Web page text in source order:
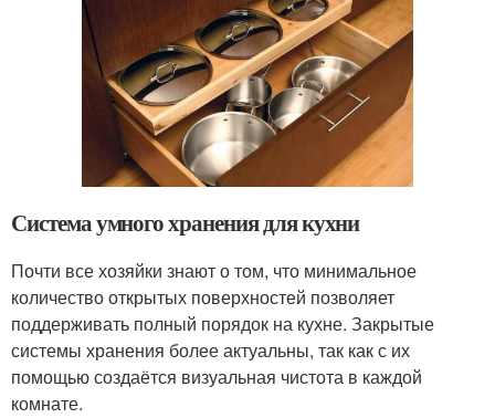
Система умного хранения для кухни
Почти все хозяйки знают о том, что минимальное
количество открытых поверхностей позволяет
поддерживать полный порядок на кухне. Закрытые
системы хранения более актуальны, так как с их
помощью создаётся визуальная чистота в каждой
комнате.